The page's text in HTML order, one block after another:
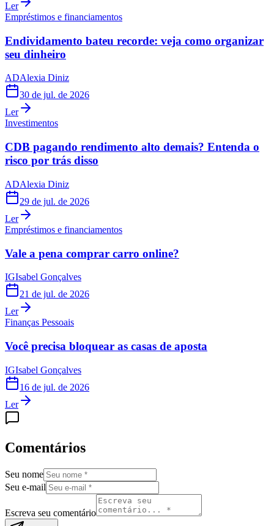
Ler
Empréstimos e financiamentos
Endividamento bateu recorde: veja como organizar
seu dinheiro
ADAlexia Diniz
30 de jul. de 2026
Ler
Investimentos
CDB pagando rendimento alto demais? Entenda o
risco por trás disso
ADAlexia Diniz
29 de jul. de 2026
Ler
Empréstimos e financiamentos
Vale a pena comprar carro online?
IGIsabel Gonçalves
21 de jul. de 2026
Ler
Finanças Pessoais
Você precisa bloquear as casas de aposta
IGIsabel Gonçalves
16 de jul. de 2026
Ler
Comentários
Seu nome
Seu e-mail
Escreva seu comentário